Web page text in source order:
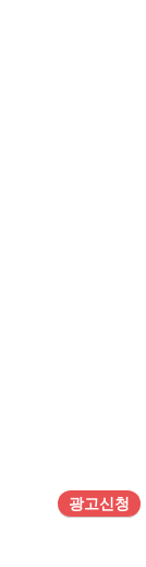
광고신청